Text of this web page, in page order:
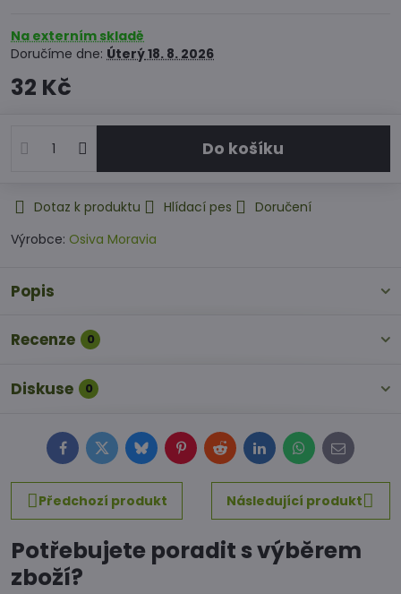
Na externím skladě
Doručíme dne: Úterý18. 8. 2026
32 Kč
Do košíku
Dotaz k produktu Hlídací pes
Doručení
Výrobce: Osiva Moravia
Popis
Recenze 0
Diskuse 0
FacebookTwitterBlueskyPinterestRedditLinkedInWhatsApp
E-
mail
Předchozí produkt
Následující produkt
Potřebujete poradit s výběrem
zboží?